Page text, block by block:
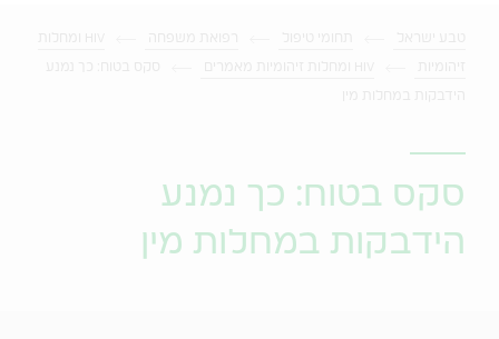
סקס בטוח: כך נמנע
הידבקות במחלות מין